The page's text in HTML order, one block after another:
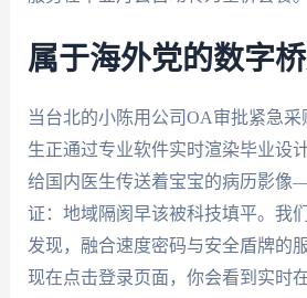
属于海外党的数字
当台北的小陈用公司OA审批紧急
生正通过专业软件实时渲染毕业设
给国内医生传送着宝宝的病历影
证：地域隔阂早该被科技填平。我
发现，融合速度密码与安全盾牌的
现在点击登录页面，你会看到实时